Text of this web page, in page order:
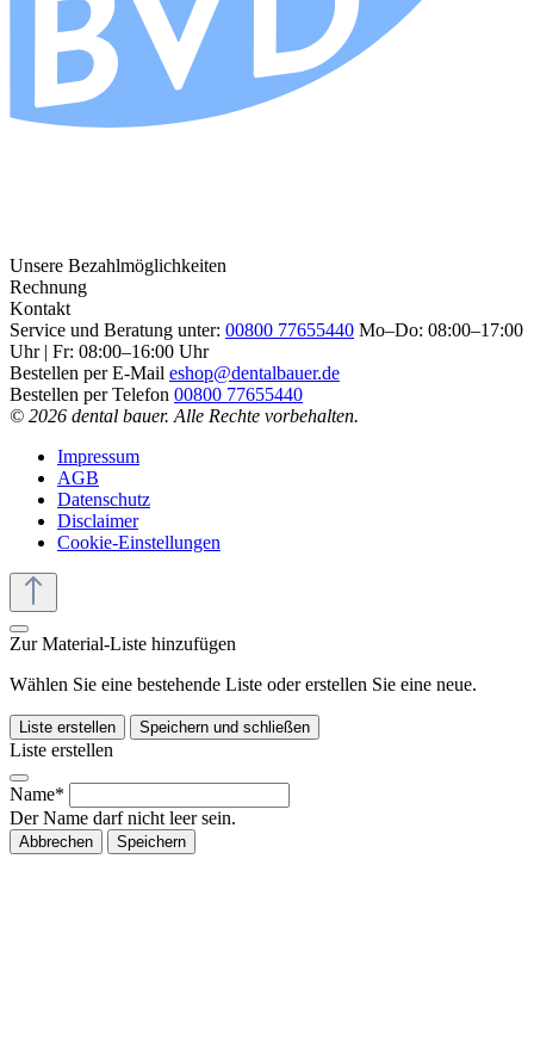
Unsere Bezahlmöglichkeiten
Rechnung
Kontakt
Service und Beratung unter: 00800 77655440 Mo–Do: 08:00–17:00
Uhr | Fr: 08:00–16:00 Uhr
Bestellen per E-Mail eshop@dentalbauer.de
Bestellen per Telefon 00800 77655440
© 2026 dental bauer. Alle Rechte vorbehalten.
Impressum
AGB
Datenschutz
Disclaimer
Cookie-Einstellungen
Zur Material-Liste hinzufügen
Wählen Sie eine bestehende Liste oder erstellen Sie eine neue.
Liste erstellen Speichern und schließen
Liste erstellen
Name*
Der Name darf nicht leer sein.
Abbrechen Speichern